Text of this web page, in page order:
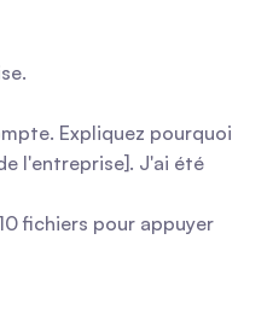
Expliquez pourquoi
l'entreprise]. J'ai été
fichiers pour appuyer